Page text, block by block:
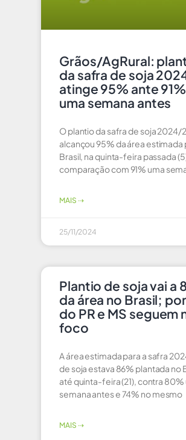
Grãos/AgRural:
da safra de soja
atinge 95% ante 91%
uma semana antes
O plantio da safra de soja 2024/
alcançou 95% da área estimada
Brasil, na quinta-feira passada
comparação com 91% uma
MAIS ⇢
25/11/2024
Plantio de soja vai a
da área no Brasil;
do PR e MS seguem
foco
A área estimada para a safra
de soja estava 86% plantada no
até quinta-feira (21), contra 80%
semana antes e 74% no mesmo
MAIS ⇢